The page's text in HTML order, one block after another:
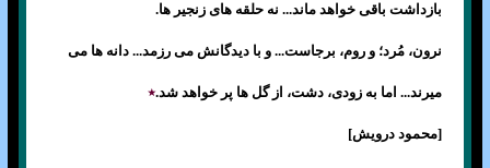
بازداشت باقی خواهد ماند... نه حلقه های زنجير ها.
نرون، مُرد؛ و روم، برجاست... و با ديدگانش می رزمد... دانه ها می
ميرند... اما به زودی، دشت، از گل ها پر خواهد شد.٭
[محمود درويش]